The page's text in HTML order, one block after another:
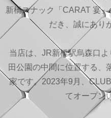
新橋スナック「CARAT 宴
だき、誠にあり
当店は、JR新橋駅烏森口
田公園の中間に位置する、
家です。2023年9月、
てオープン